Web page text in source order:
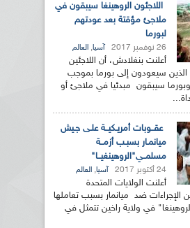
اللاجئون الروهينغا سيبقون في
ملاجئ مؤقتة بعد عودتهم
لبورما
26 نوفمبر 2017 آسيا, العالم
أعلنت بنغلادش، أن اللاجئين
الذين سيعودون إلى بورما بموجب
سيبقون مبدئيا في ملاجئ أو
عقــوبات أمريـكيــة علـى جـيش
ميانمـار بسبـب أزمــة
مسلمــي"الروهينغيــا"
24 أكتوبر 2017 آسيا, العالم
أعلنت الولايات المتحدة
الإجراءات ضد ميانمار بسبب تعاملها
في ولاية راخين تتمثل في